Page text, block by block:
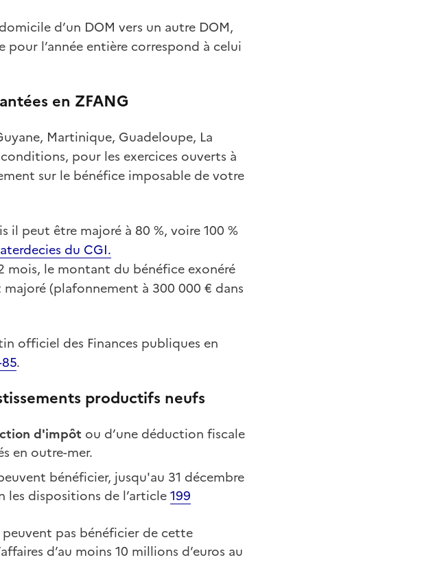
d’un DOM vers un autre DOM,
l’année entière correspond à celui
en ZFANG
Martinique, Guadeloupe, La
pour les exercices ouverts à
sur le bénéfice imposable de votre
il peut être majoré à 80 %, voire 100 %
du CGI.
mois, le montant du bénéfice exonéré
(plafonnement à 300 000 € dans
officiel des Finances publiques en
.
productifs neufs
d'impôt ou d’une déduction fiscale
en outre-mer.
bénéficier, jusqu'au 31 décembre
les dispositions de l’article199
pas bénéficier de cette
d’au moins 10 millions d’euros au